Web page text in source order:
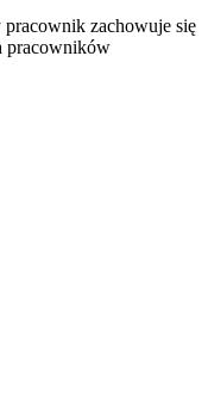
pracownik zachowuje się
pracowników